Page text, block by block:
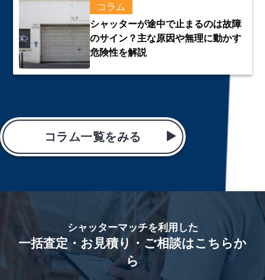
コラム
シャッターが途中で止まるのは故障
のサイン？主な原因や無理に動かす
危険性を解説
コラム一覧をみる
シャッターマッチを利用した
一括査定・お見積り・ご相談はこちらか
ら